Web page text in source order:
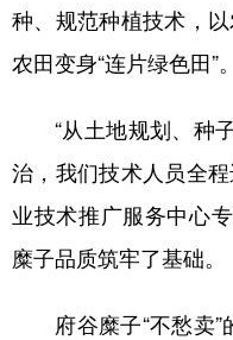
种、规范种植技术，
农田变身“连片绿色田”。
“从土地规划、种
治，我们技术人员全
业技术推广服务中心
糜子品质筑牢了基础。
府谷糜子“不愁卖”